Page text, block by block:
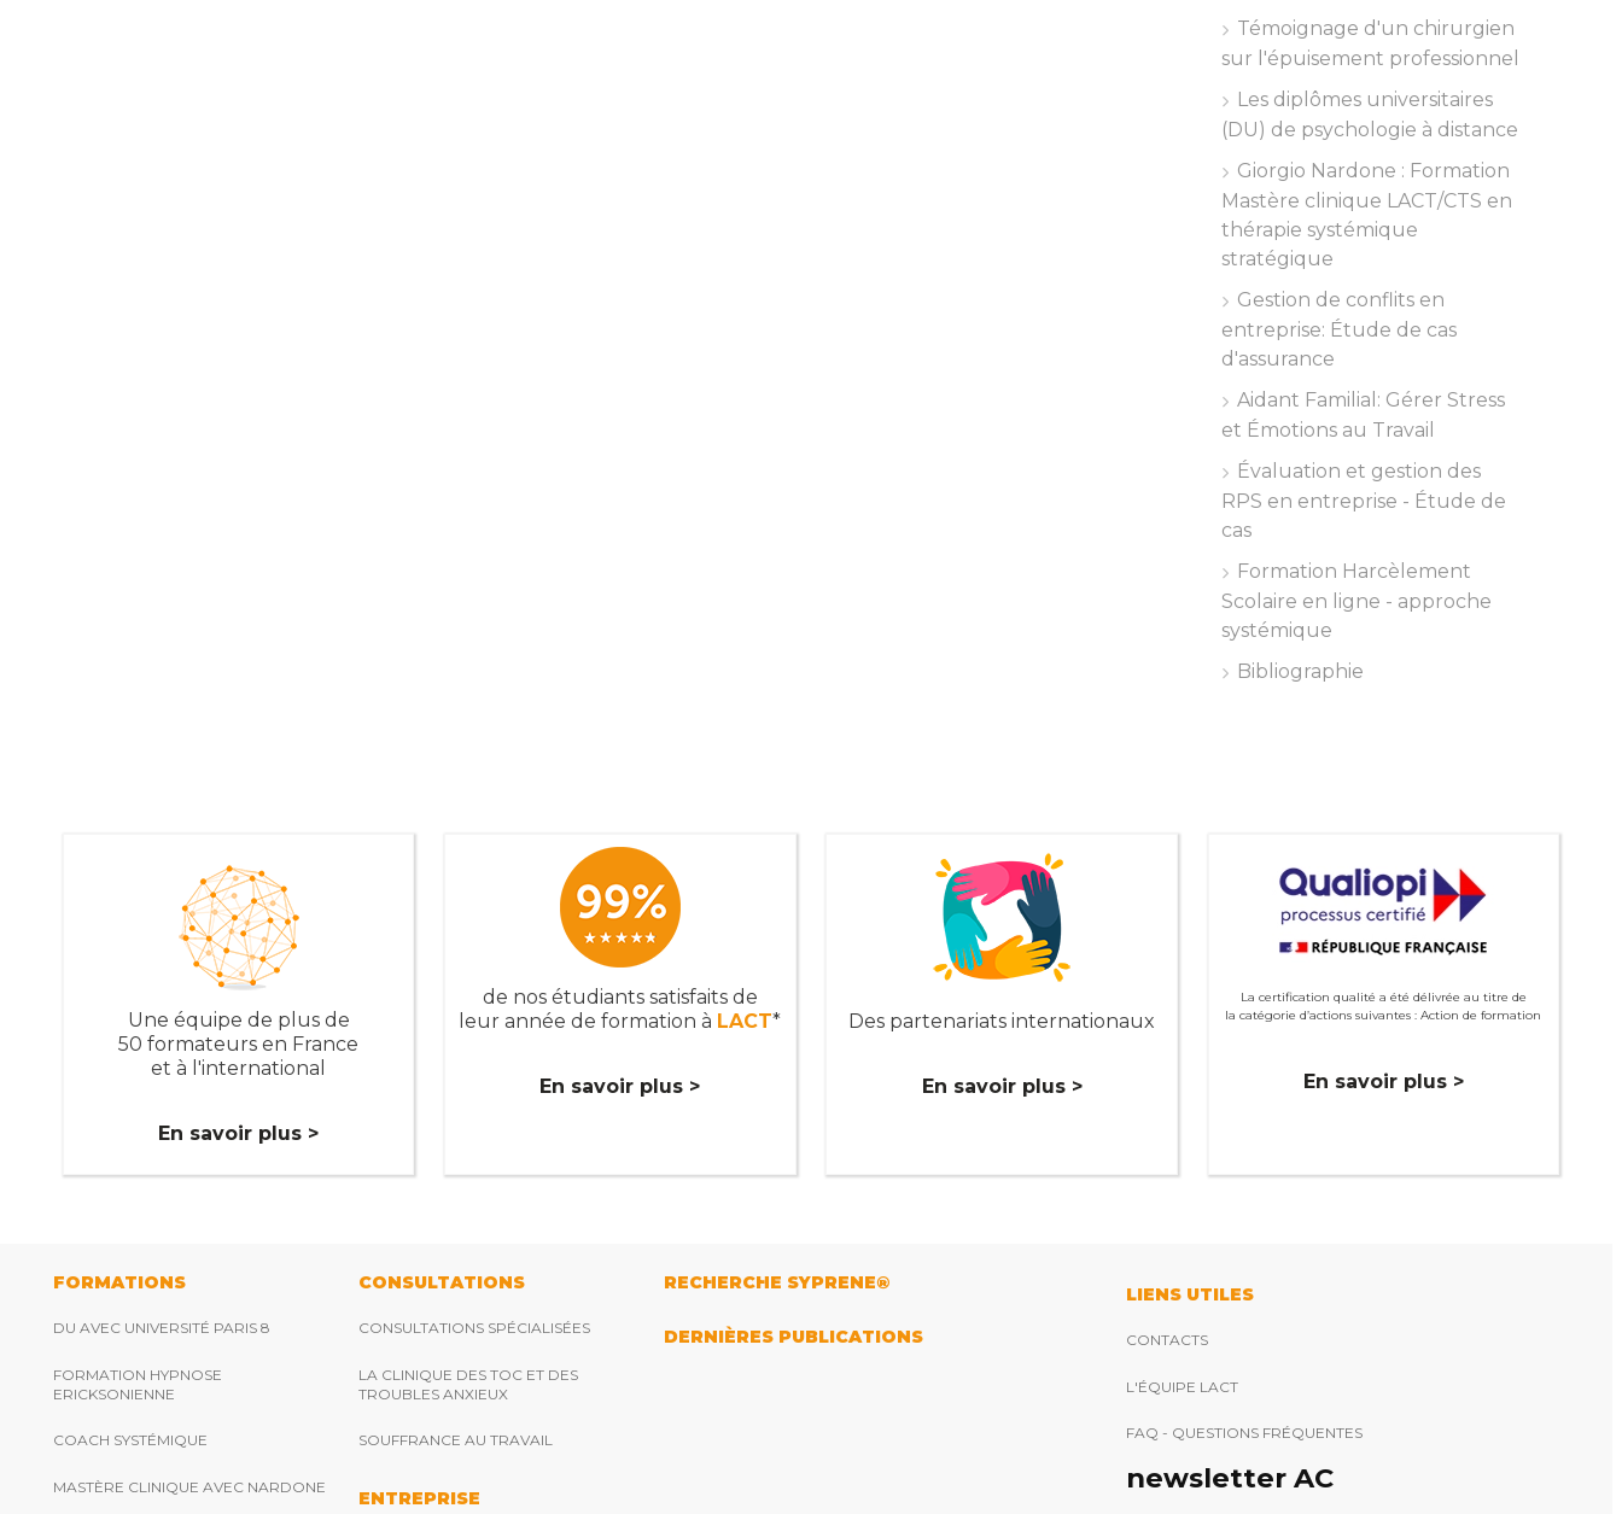
Témoignage d'un chirurgien
sur l'épuisement professionnel
Les diplômes universitaires
(DU) de psychologie à distance
Giorgio Nardone : Formation
Mastère clinique LACT/CTS en
thérapie systémique
stratégique
Gestion de conflits en
entreprise: Étude de cas
d'assurance
Aidant Familial: Gérer Stress
et Émotions au Travail
Évaluation et gestion des
RPS en entreprise - Étude de
cas
Formation Harcèlement
Scolaire en ligne - approche
systémique
Bibliographie
Une équipe de plus de
50 formateurs en France
et à l'international
En savoir plus >
de nos étudiants satisfaits de
leur année de formation à LACT*
En savoir plus >
Des partenariats internationaux
En savoir plus >
La certification qualité a été délivrée au titre de
la catégorie d’actions suivantes : Action de formation
En savoir plus >
FORMATIONS
DU AVEC UNIVERSITÉ PARIS 8
FORMATION HYPNOSE
ERICKSONIENNE
COACH SYSTÉMIQUE
MASTÈRE CLINIQUE AVEC NARDONE
CONSULTATIONS
CONSULTATIONS SPÉCIALISÉES
LA CLINIQUE DES TOC ET DES
TROUBLES ANXIEUX
SOUFFRANCE AU TRAVAIL
ENTREPRISE
RECHERCHE SYPRENE®
DERNIÈRES PUBLICATIONS
LIENS UTILES
CONTACTS
L'ÉQUIPE LACT
FAQ - QUESTIONS FRÉQUENTES
newsletter AC